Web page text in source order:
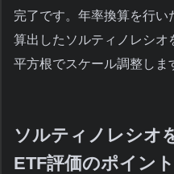
完了です。年率換算を行
算出したソルティノレシ
平方根でスケール調整しま
ソルティノレシオ
ETF評価のポイント